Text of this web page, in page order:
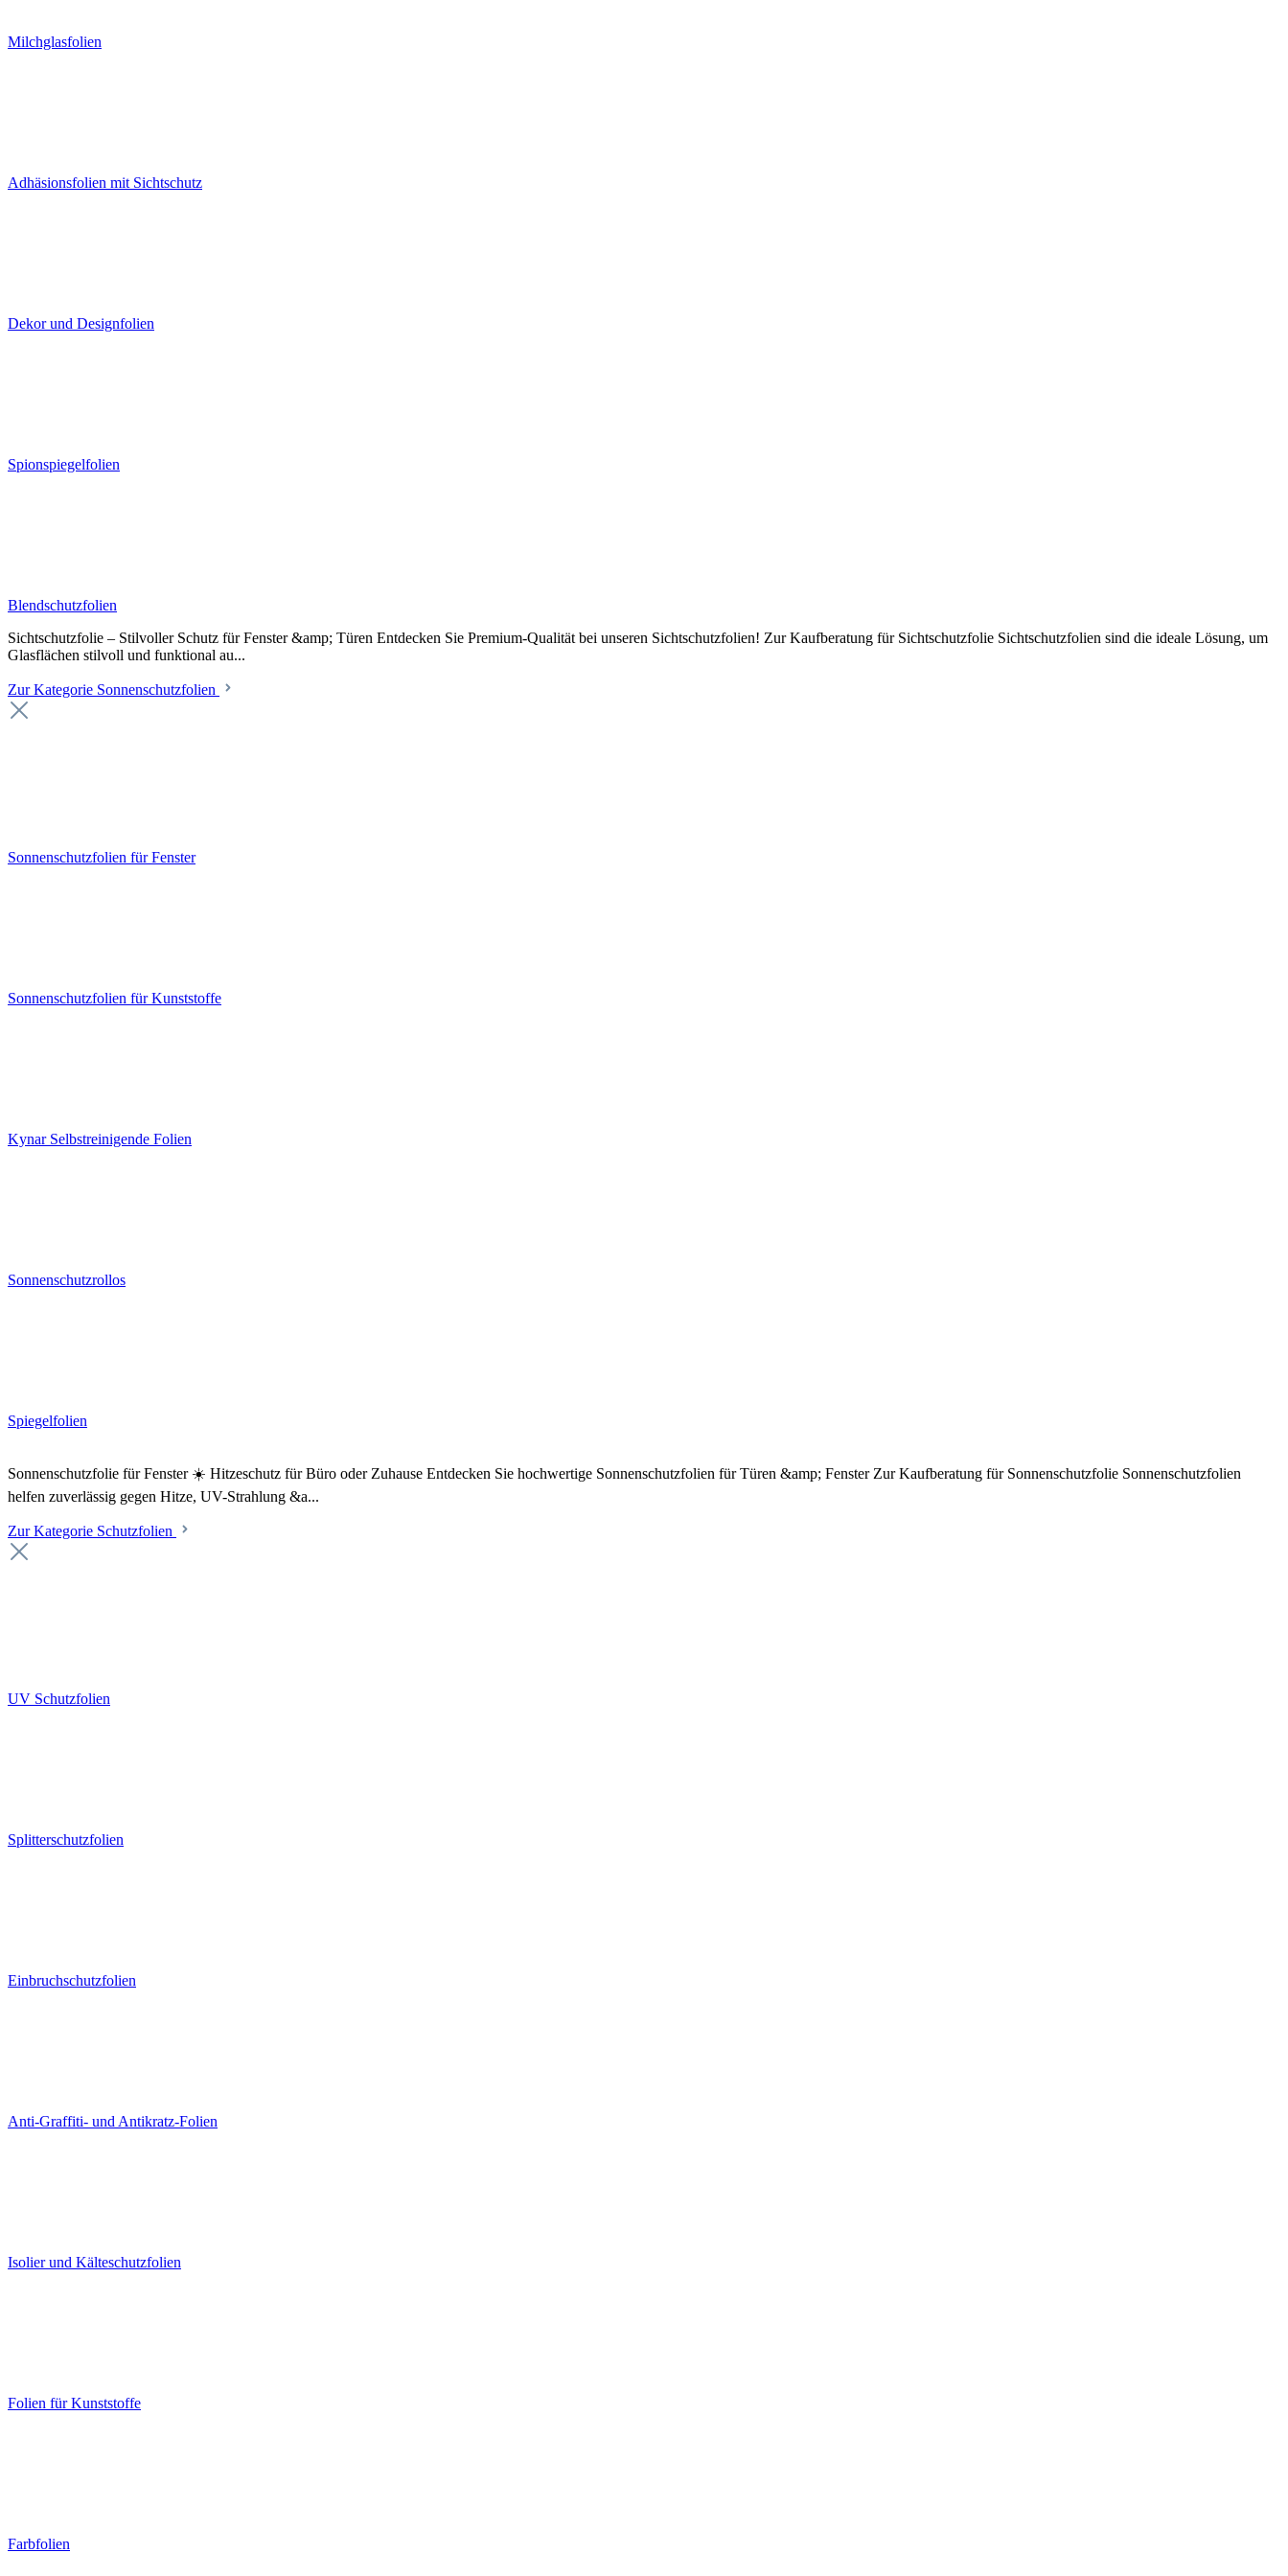
Milchglasfolien
Adhäsionsfolien mit Sichtschutz
Dekor und Designfolien
Spionspiegelfolien
Blendschutzfolien
Sichtschutzfolie – Stilvoller Schutz für Fenster &amp; Türen Entdecken Sie Premium-Qualität bei unseren Sichtschutzfolien! Zur Kaufberatung für Sichtschutzfolie Sichtschutzfolien sind die ideale Lösung, um
Glasflächen stilvoll und funktional au...
Zur Kategorie Sonnenschutzfolien
Sonnenschutzfolien für Fenster
Sonnenschutzfolien für Kunststoffe
Kynar Selbstreinigende Folien
Sonnenschutzrollos
Spiegelfolien
Sonnenschutzfolie für Fenster ☀️ Hitzeschutz für Büro oder Zuhause Entdecken Sie hochwertige Sonnenschutzfolien für Türen &amp; Fenster Zur Kaufberatung für Sonnenschutzfolie Sonnenschutzfolien
helfen zuverlässig gegen Hitze, UV-Strahlung &a...
Zur Kategorie Schutzfolien
UV Schutzfolien
Splitterschutzfolien
Einbruchschutzfolien
Anti-Graffiti- und Antikratz-Folien
Isolier und Kälteschutzfolien
Folien für Kunststoffe
Farbfolien